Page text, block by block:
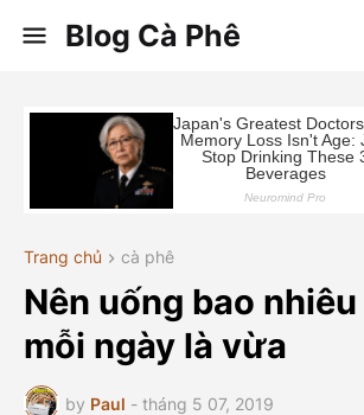
Blog Cà Phê
Trang chủ cà phê
Nên uống bao
mỗi ngày là vừa
by Paul - tháng 5 07, 2019